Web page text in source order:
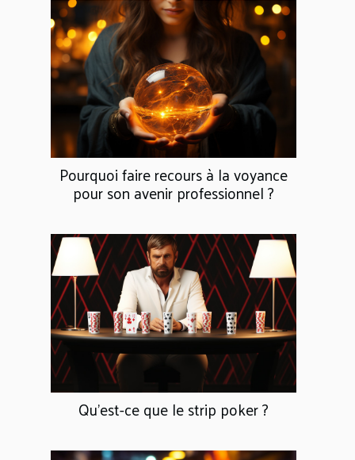
Pourquoi faire recours à la voyance
pour son avenir professionnel ?
Qu’est-ce que le strip poker ?